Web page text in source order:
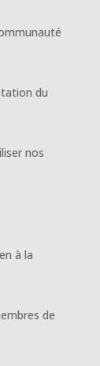
du
nos
à la
de